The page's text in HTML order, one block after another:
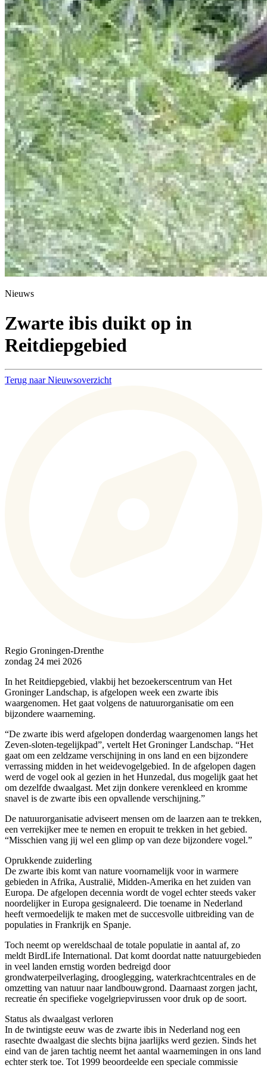
Nieuws
Zwarte ibis duikt op in
Reitdiepgebied
Terug naar Nieuwsoverzicht
Regio Groningen-Drenthe
zondag 24 mei 2026
In het Reitdiepgebied, vlakbij het bezoekerscentrum van Het
Groninger Landschap, is afgelopen week een zwarte ibis
waargenomen. Het gaat volgens de natuurorganisatie om een
bijzondere waarneming.
“De zwarte ibis werd afgelopen donderdag waargenomen langs het
Zeven-sloten-tegelijkpad”, vertelt Het Groninger Landschap. “Het
gaat om een zeldzame verschijning in ons land en een bijzondere
verrassing midden in het weidevogelgebied. In de afgelopen dagen
werd de vogel ook al gezien in het Hunzedal, dus mogelijk gaat het
om dezelfde dwaalgast. Met zijn donkere verenkleed en kromme
snavel is de zwarte ibis een opvallende verschijning.”
De natuurorganisatie adviseert mensen om de laarzen aan te trekken,
een verrekijker mee te nemen en eropuit te trekken in het gebied.
“Misschien vang jij wel een glimp op van deze bijzondere vogel.”
Oprukkende zuiderling
De zwarte ibis komt van nature voornamelijk voor in warmere
gebieden in Afrika, Australië, Midden-Amerika en het zuiden van
Europa. De afgelopen decennia wordt de vogel echter steeds vaker
noordelijker in Europa gesignaleerd. Die toename in Nederland
heeft vermoedelijk te maken met de succesvolle uitbreiding van de
populaties in Frankrijk en Spanje.
Toch neemt op wereldschaal de totale populatie in aantal af, zo
meldt BirdLife International. Dat komt doordat natte natuurgebieden
in veel landen ernstig worden bedreigd door
grondwaterpeilverlaging, drooglegging, waterkrachtcentrales en de
omzetting van natuur naar landbouwgrond. Daarnaast zorgen jacht,
recreatie én specifieke vogelgriepvirussen voor druk op de soort.
Status als dwaalgast verloren
In de twintigste eeuw was de zwarte ibis in Nederland nog een
rasechte dwaalgast die slechts bijna jaarlijks werd gezien. Sinds het
eind van de jaren tachtig neemt het aantal waarnemingen in ons land
echter sterk toe. Tot 1999 beoordeelde een speciale commissie